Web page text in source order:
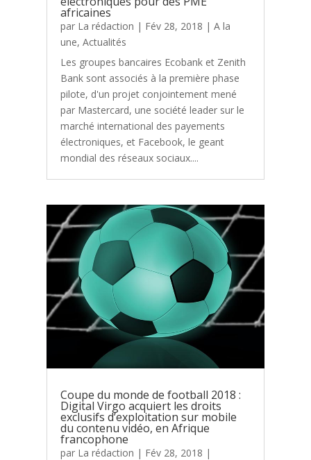
africaines
par La rédaction | Fév 28, 2018 |A la
une,Actualités
Les groupes bancaires Ecobank et Zenith
Bank sont associés à la première phase
pilote, d'un projet conjointement mené
par Mastercard, une société leader sur le
marché international des payements
électroniques, et Facebook, le geant
mondial des réseaux sociaux....
Coupe du monde de football 2018 :
Digital Virgo acquiert les droits
exclusifs d’exploitation sur mobile
du contenu vidéo, en Afrique
francophone
par La rédaction | Fév 28, 2018 |